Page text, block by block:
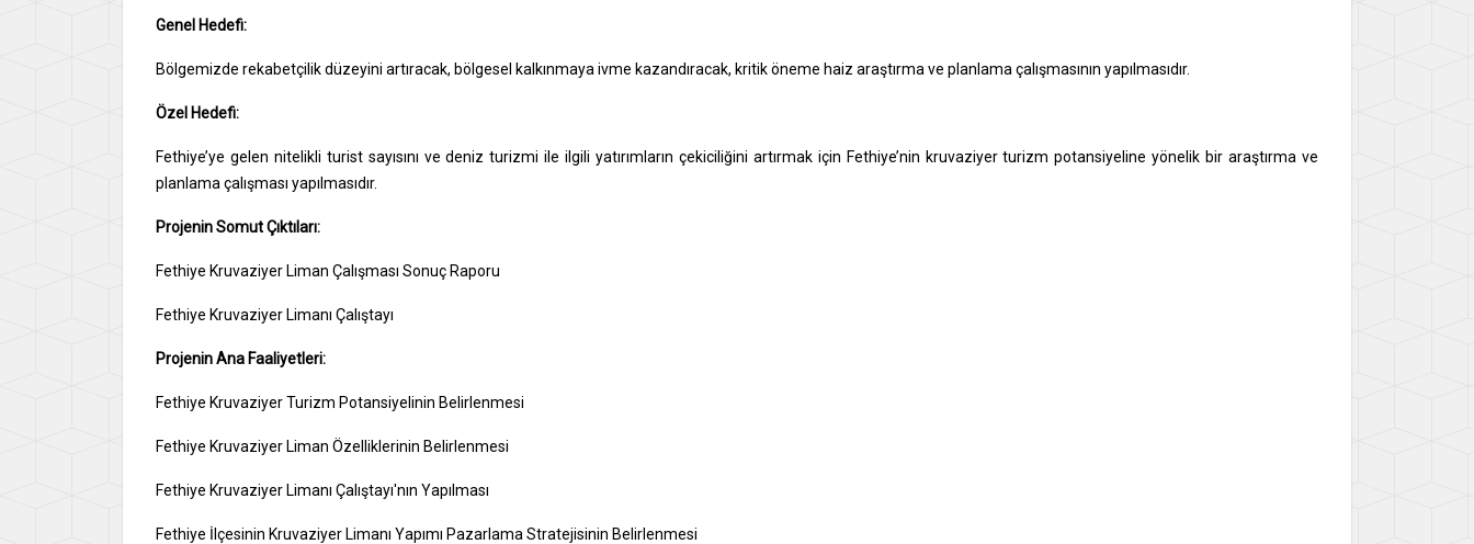
Genel Hedefi:
Bölgemizde rekabetçilik düzeyini artıracak, bölgesel kalkınmaya ivme kazandıracak, kritik öneme haiz araştırma ve planlama çalışmasının yapılmasıdır.
Özel Hedefi:
Fethiye’ye gelen nitelikli turist sayısını ve deniz turizmi ile ilgili yatırımların çekiciliğini artırmak için Fethiye’nin kruvaziyer turizm potansiyeline yönelik bir araştırma ve
planlama çalışması yapılmasıdır.
Projenin Somut Çıktıları:
Fethiye Kruvaziyer Liman Çalışması Sonuç Raporu
Fethiye Kruvaziyer Limanı Çalıştayı
Projenin Ana Faaliyetleri:
Fethiye Kruvaziyer Turizm Potansiyelinin Belirlenmesi
Fethiye Kruvaziyer Liman Özelliklerinin Belirlenmesi
Fethiye Kruvaziyer Limanı Çalıştayı'nın Yapılması
Fethiye İlçesinin Kruvaziyer Limanı Yapımı Pazarlama Stratejisinin Belirlenmesi